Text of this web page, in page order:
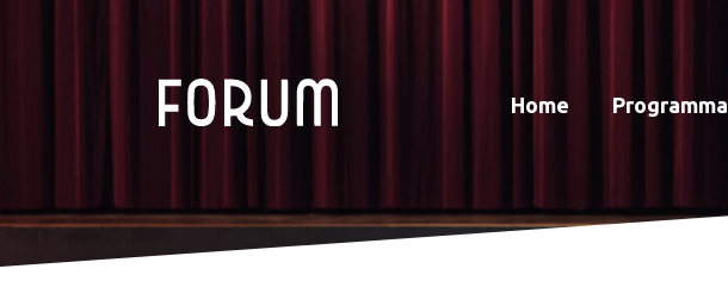
Home Programma